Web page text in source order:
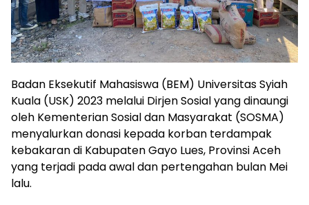
Badan Eksekutif Mahasiswa (BEM) Universitas Syiah
Kuala (USK) 2023 melalui Dirjen Sosial yang dinaungi
oleh Kementerian Sosial dan Masyarakat (SOSMA)
menyalurkan donasi kepada korban terdampak
kebakaran di Kabupaten Gayo Lues, Provinsi Aceh
yang terjadi pada awal dan pertengahan bulan Mei
lalu.